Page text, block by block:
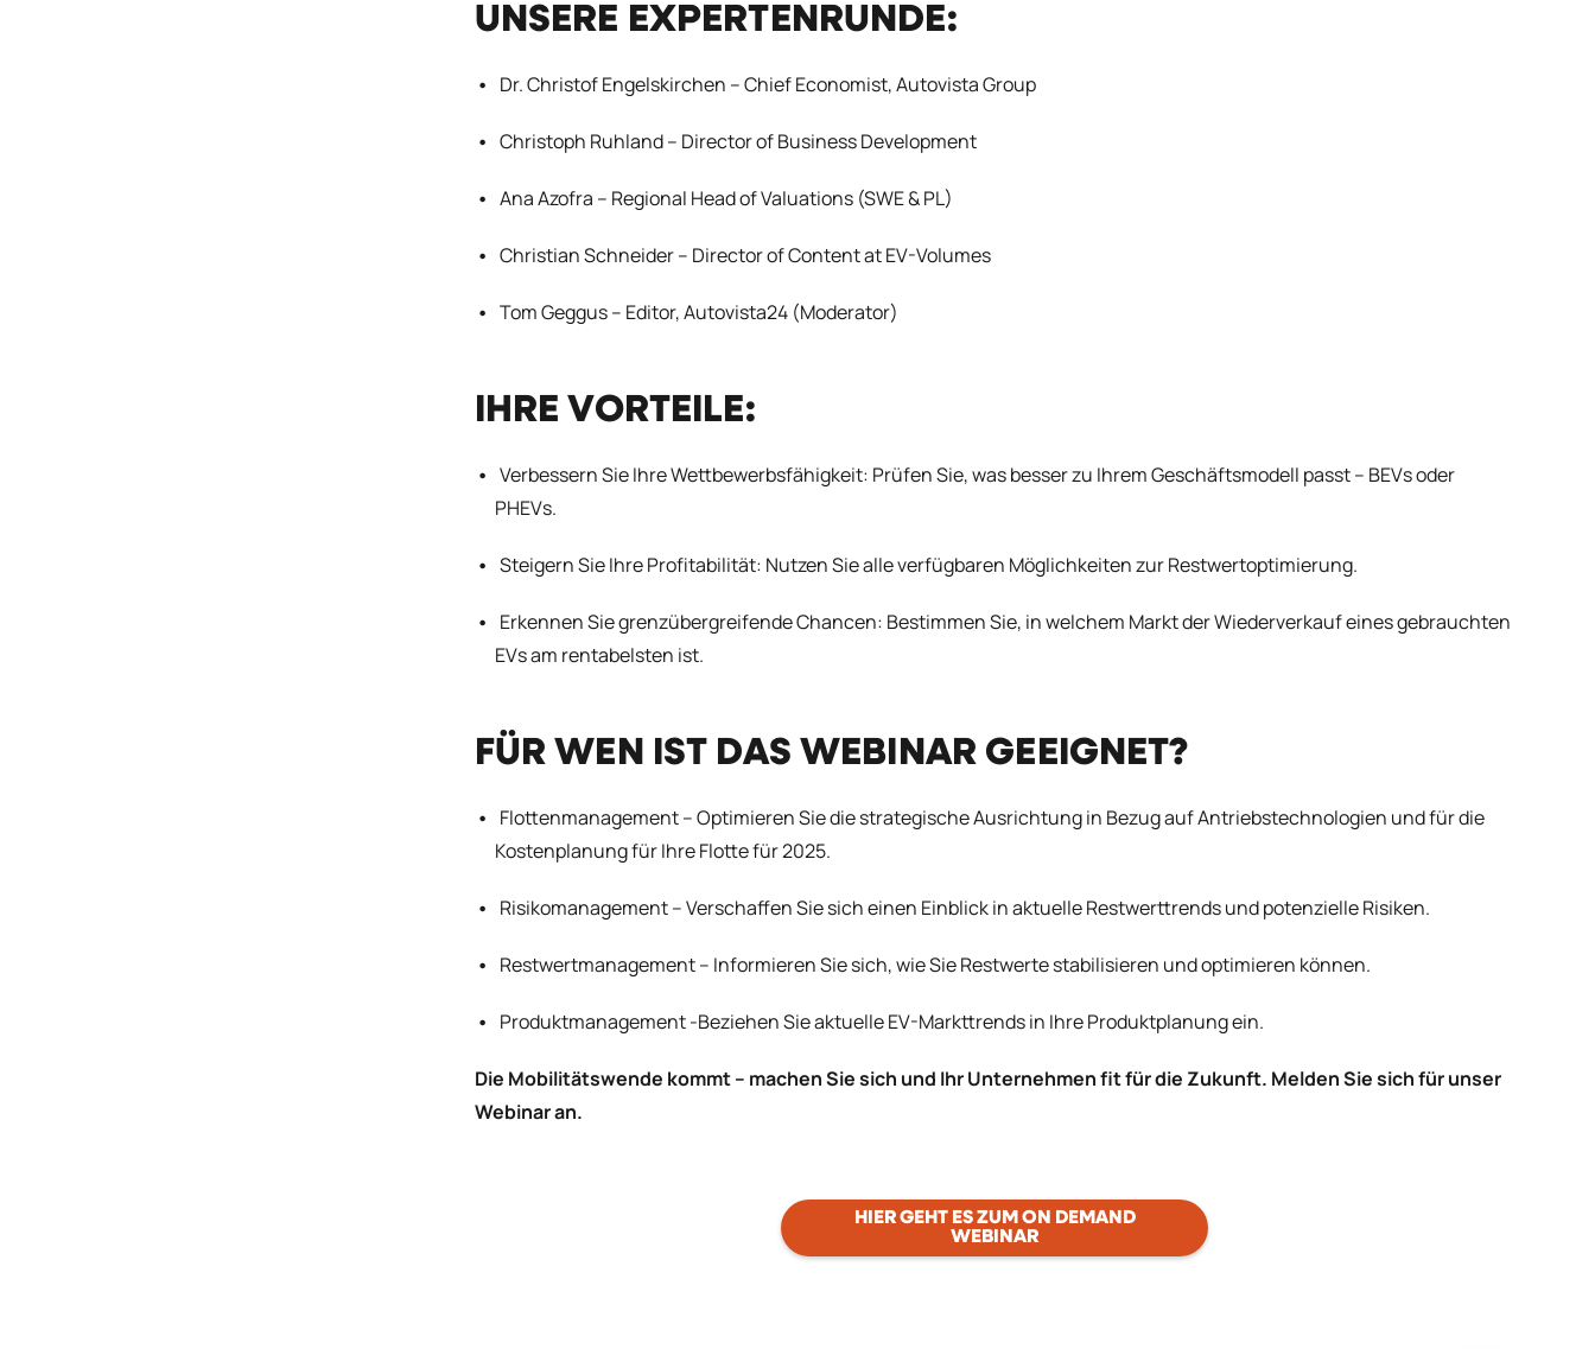
UNSERE EXPERTENRUNDE:
Dr. Christof Engelskirchen – Chief Economist, Autovista Group
Christoph Ruhland – Director of Business Development
Ana Azofra – Regional Head of Valuations (SWE & PL)
Christian Schneider – Director of Content at EV-Volumes
Tom Geggus – Editor, Autovista24 (Moderator)
IHRE VORTEILE:
Verbessern Sie Ihre Wettbewerbsfähigkeit: Prüfen Sie, was besser zu Ihrem Geschäftsmodell passt – BEVs oder
PHEVs.
Steigern Sie Ihre Profitabilität: Nutzen Sie alle verfügbaren Möglichkeiten zur Restwertoptimierung.
Erkennen Sie grenzübergreifende Chancen: Bestimmen Sie, in welchem Markt der Wiederverkauf eines gebrauchten
EVs am rentabelsten ist.
FÜR WEN IST DAS WEBINAR GEEIGNET?
Flottenmanagement – Optimieren Sie die strategische Ausrichtung in Bezug auf Antriebstechnologien und für die
Kostenplanung für Ihre Flotte für 2025.
Risikomanagement – Verschaffen Sie sich einen Einblick in aktuelle Restwerttrends und potenzielle Risiken.
Restwertmanagement – Informieren Sie sich, wie Sie Restwerte stabilisieren und optimieren können.
Produktmanagement -Beziehen Sie aktuelle EV-Markttrends in Ihre Produktplanung ein.
Die Mobilitätswende kommt – machen Sie sich und Ihr Unternehmen fit für die Zukunft. Melden Sie sich für unser
Webinar an.
HIER GEHT ES ZUM ON DEMAND
WEBINAR